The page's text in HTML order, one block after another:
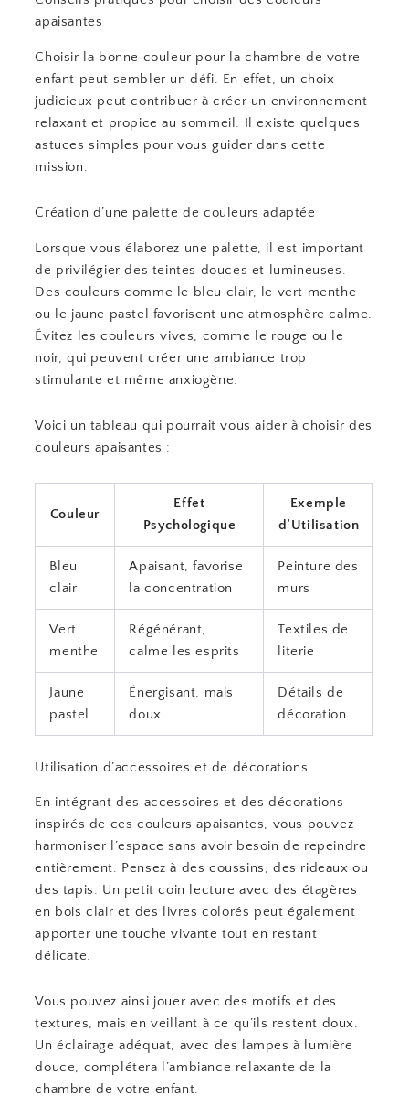
apaisantes
Choisir la bonne couleur pour la chambre de votre
enfant peut sembler un défi. En effet, un choix
judicieux peut contribuer à créer un environnement
relaxant et propice au sommeil. Il existe quelques
astuces simples pour vous guider dans cette
mission.
Création d’une palette de couleurs adaptée
Lorsque vous élaborez une palette, il est important
de privilégier des teintes douces et lumineuses.
Des couleurs comme le bleu clair, le vert menthe
ou le jaune pastel favorisent une atmosphère calme.
Évitez les couleurs vives, comme le rouge ou le
noir, qui peuvent créer une ambiance trop
stimulante et même anxiogène.
Voici un tableau qui pourrait vous aider à choisir des
couleurs apaisantes :
Couleur
Effet
Psychologique
Exemple
d’Utilisation
Bleu
clair
Apaisant, favorise
la concentration
Peinture des
murs
Vert
menthe
Régénérant,
calme les esprits
Textiles de
literie
Jaune
pastel
Énergisant, mais
doux
Détails de
décoration
Utilisation d’accessoires et de décorations
En intégrant des accessoires et des décorations
inspirés de ces couleurs apaisantes, vous pouvez
harmoniser l’espace sans avoir besoin de repeindre
entièrement. Pensez à des coussins, des rideaux ou
des tapis. Un petit coin lecture avec des étagères
en bois clair et des livres colorés peut également
apporter une touche vivante tout en restant
délicate.
Vous pouvez ainsi jouer avec des motifs et des
textures, mais en veillant à ce qu’ils restent doux.
Un éclairage adéquat, avec des lampes à lumière
douce, complétera l’ambiance relaxante de la
chambre de votre enfant.